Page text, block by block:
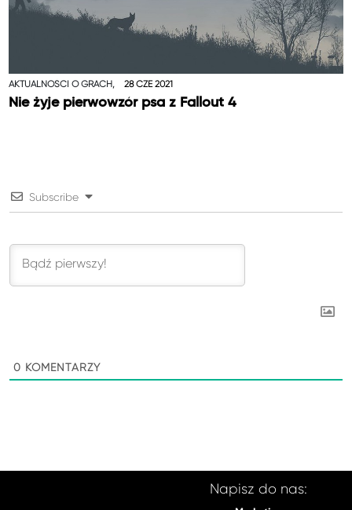
AKTUALNOŚCI O GRACH, 28 CZE 2021
Nie żyje pierwowzór psa z Fallout 4
Subscribe
0 KOMENTARZY
Napisz do nas: